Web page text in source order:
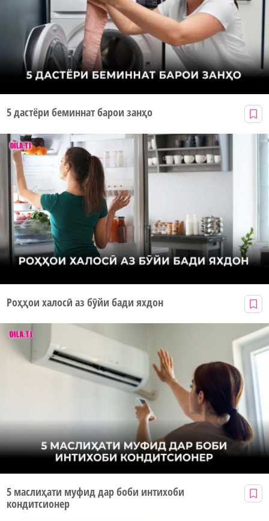
5 дастёри беминнат барои занҳо
Роҳҳои халосӣ аз бӯйи бади яхдон
5 маслиҳати муфид дар боби интихоби
кондитсионер